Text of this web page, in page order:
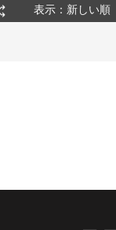
表示：新しい順